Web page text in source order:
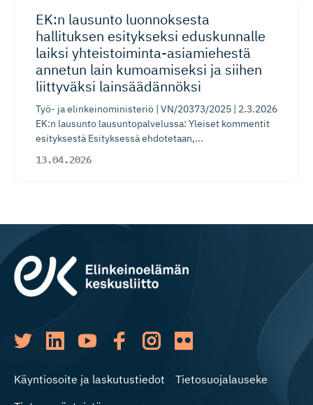
EK:n lausunto luonnoksesta
hallituksen esitykseksi eduskunnalle
laiksi yhteistoi­min­ta-asia­miehestä
annetun lain kumoamiseksi ja siihen
liittyväksi lainsäädännöksi
Työ- ja elinkeinoministeriö | VN/20373/2025 | 2.3.2026
EK:n lausunto lausuntopalvelussa: Yleiset kommentit
esityksestä Esityksessä ehdotetaan,...
13.04.2026
Käyntiosoite ja laskutustiedot
Tietosuojalauseke